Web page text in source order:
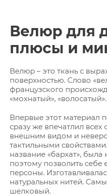
Велюр для
плюсы и
Велюр – это ткань с
поверхностью. Слово
французского
«мохнатый», «волосатый».
Впервые этот материал
сразу же впечатлил
внешним видом и
тактильными
название «бархат»,
поэтому позволить себе
персоны.
натуральных нитей.
шелковый.